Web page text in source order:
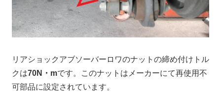
リアショックアブソーバーロワのナットの締め付けトル
クは70N・mです。このナットはメーカーにて再使用不
可部品に設定されています。